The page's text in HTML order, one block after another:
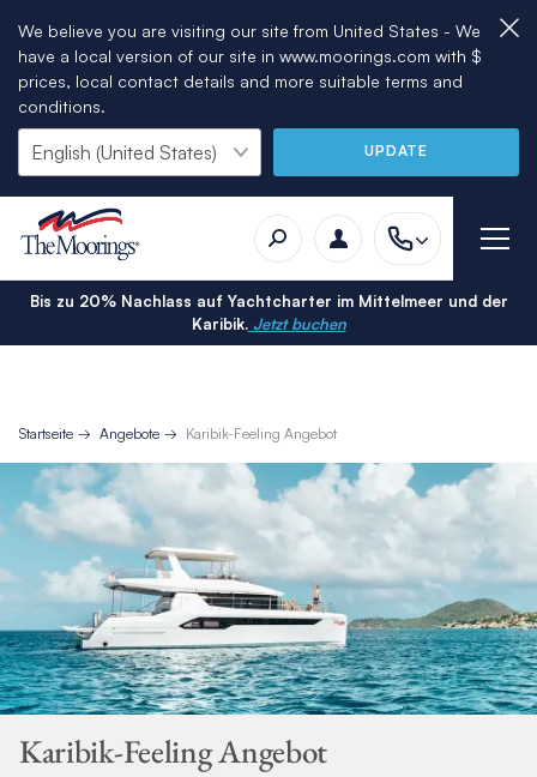
We believe you are visiting our site from United States - We
have a local version of our site in www.moorings.com with $
prices, local contact details and more suitable terms and
conditions.
UPDATE
Bis zu 20% Nachlass auf Yachtcharter im Mittelmeer und der
Karibik.Jetzt buchen
Startseite Angebote Karibik-Feeling Angebot
Karibik-Feeling Angebot